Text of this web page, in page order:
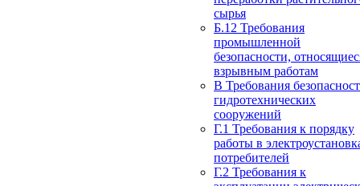
сырья
Б.12 Требования
промышленной
безопасности,
взрывным работам
В Требования
гидротехнических
сооружений
Г.1 Требования к порядку
работы в
потребителей
Г.2 Требования к